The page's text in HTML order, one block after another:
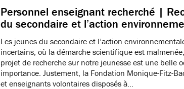
Personnel enseignant recherché |
du secondaire et l’action
Les jeunes du secondaire et l’action
incertains, où la démarche scientifique est
projet de recherche sur notre jeunesse est une belle
importance. Justement, la Fondation Monique-Fitz-
et enseignants volontaires disposés à…